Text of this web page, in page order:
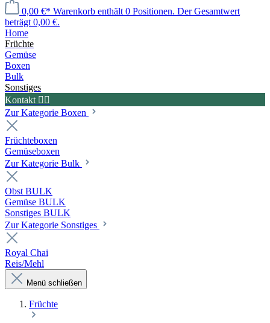
0,00 €* Warenkorb enthält 0 Positionen. Der Gesamtwert
beträgt 0,00 €.
Home
Früchte
Gemüse
Boxen
Bulk
Sonstiges
Kontakt ✍🏼
Zur Kategorie Boxen
Früchteboxen
Gemüseboxen
Zur Kategorie Bulk
Obst BULK
Gemüse BULK
Sonstiges BULK
Zur Kategorie Sonstiges
Royal Chai
Reis/Mehl
Menü schließen
Früchte